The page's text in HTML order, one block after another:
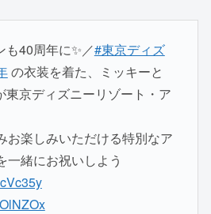
40周年に✨／#東京ディズ
の衣装を着た、ミッキーと
東京ディズニーリゾート・ア
お楽しみいただける特別なア
一緒にお祝いしよう